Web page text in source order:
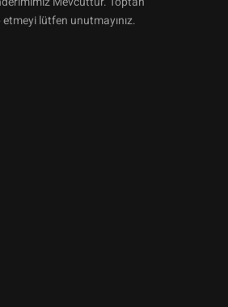
lütfen unutmayınız.